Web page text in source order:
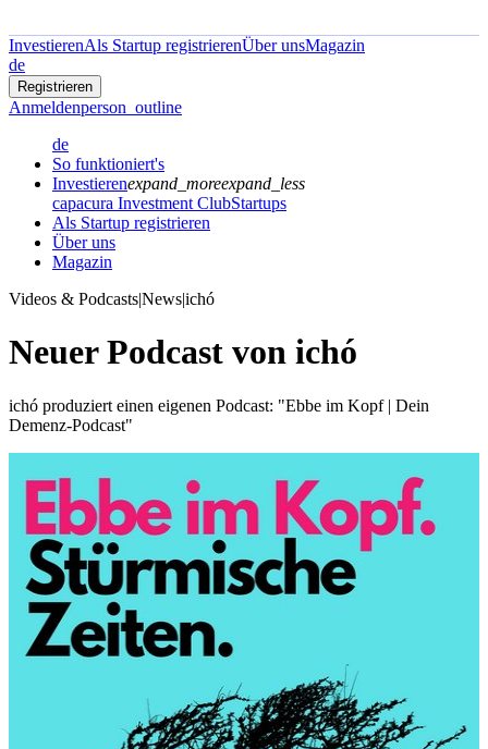
InvestierenAls Startup registrierenÜber unsMagazin
de
Registrieren
Anmeldenperson_outline
de
So funktioniert's
Investierenexpand_moreexpand_less
capacura Investment ClubStartups
Als Startup registrieren
Über uns
Magazin
Videos & Podcasts|News|ichó
Neuer Podcast von ichó
ichó produziert einen eigenen Podcast: "Ebbe im Kopf | Dein
Demenz-Podcast"